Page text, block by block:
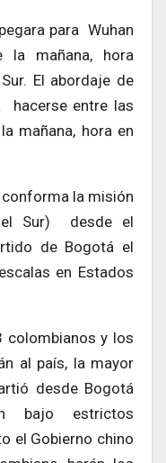
para Wuhan
mañana, hora
El abordaje de
hacerse entre las
mañana, hora en
conforma la misión
Sur) desde el
de Bogotá el
en Estados
colombianos y los
al país, la mayor
desde Bogotá
bajo estrictos
el Gobierno chino